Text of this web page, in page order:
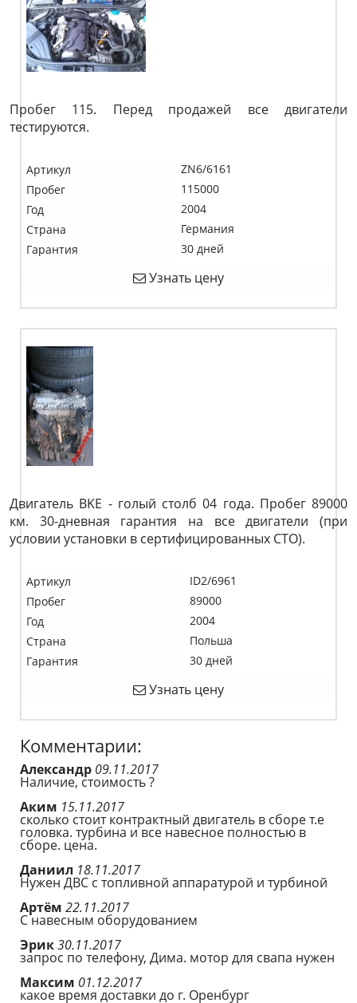
Пробег 115. Перед продажей все двигатели
тестируются.
Артикул
ZN6/6161
Пробег
115000
Год
2004
Страна
Германия
Гарантия
30 дней
Узнать цену
Двигатель BKE - голый столб 04 года. Пробег 89000
км. 30-дневная гарантия на все двигатели (при
условии установки в сертифицированных СТО).
Артикул
ID2/6961
Пробег
89000
Год
2004
Страна
Польша
Гарантия
30 дней
Узнать цену
Комментарии:
Александр 09.11.2017
Наличие, стоимость ?
Аким 15.11.2017
сколько стоит контрактный двигатель в сборе т.е
головка. турбина и все навесное полностью в
сборе. цена.
Даниил 18.11.2017
Нужен ДВС с топливной аппаратурой и турбиной
Артём 22.11.2017
С навесным оборудованием
Эрик30.11.2017
запрос по телефону, Дима. мотор для свапа нужен
Максим 01.12.2017
какое время доставки до г. Оренбург